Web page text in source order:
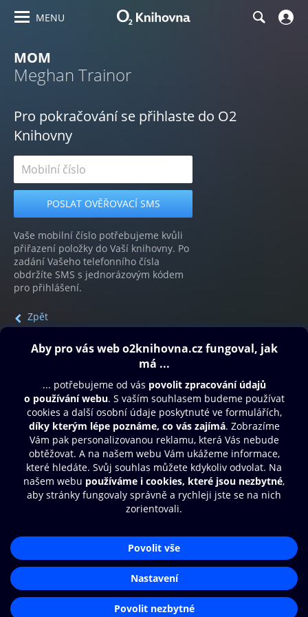
MENU
MOM
Meghan Trainor
Pro pokračování se přihlaste do O2
Knihovny
Vaše mobilní číslo potřebujeme kvůli
přiřazení položky do Vaší knihovny. Po
zadání Vašeho telefonního čísla
obdržíte SMS s jednorázovým kódem
pro přihlášení.
Zpět
Obsah ke stažení
Moje O2 Knihovna
Další zábava
© O2 Czech Republic a.s.
Přístupnost
Zásady zpracování osobních údajů
Nastavení cookies
Aplikace O2 Knihovna
Čti a poslouchej své e-knihy a
audioknihy rychleji a pohodlněji.